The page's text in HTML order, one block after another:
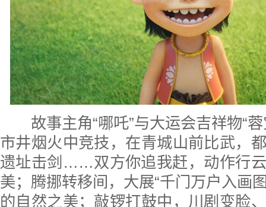
故事主角“哪吒”与大运会吉祥物“蓉
市井烟火中竞技，在青城山前比武，
遗址击剑……双方你追我赶，动作行
美；腾挪转移间，大展“千门万户入画
的自然之美；敲锣打鼓中，川剧变脸